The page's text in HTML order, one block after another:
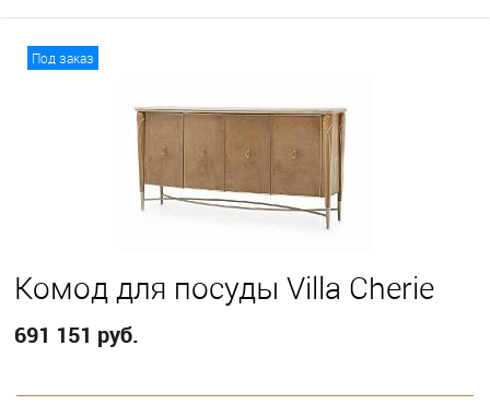
Под заказ
Комод для посуды Villa Cherie
691 151 руб.